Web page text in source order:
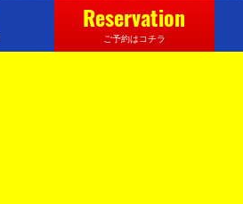
Reservation
ご予約はコチラ